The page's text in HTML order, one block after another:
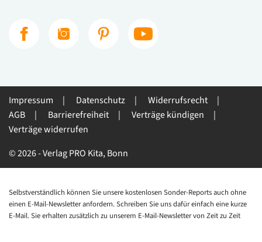
Impressum Datenschutz
Widerrufsrecht
AGB
Barrierefreiheit
Verträge kündigen
Verträge widerrufen
© 2026 - Verlag PRO Kita, Bonn
Selbstverständlich können Sie unsere kostenlosen Sonder-Reports auch ohne
einen E-Mail-Newsletter anfordern. Schreiben Sie uns dafür einfach eine kurze
E-Mail. Sie erhalten zusätzlich zu unserem E-Mail-Newsletter von Zeit zu Zeit